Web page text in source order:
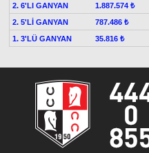
2. 6'LI GANYAN
1.887.574 ₺
2. 5'Lİ GANYAN
787.486 ₺
1. 3'LÜ GANYAN
35.816 ₺